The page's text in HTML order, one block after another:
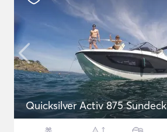
Quicksilver Activ 875 Sundeck